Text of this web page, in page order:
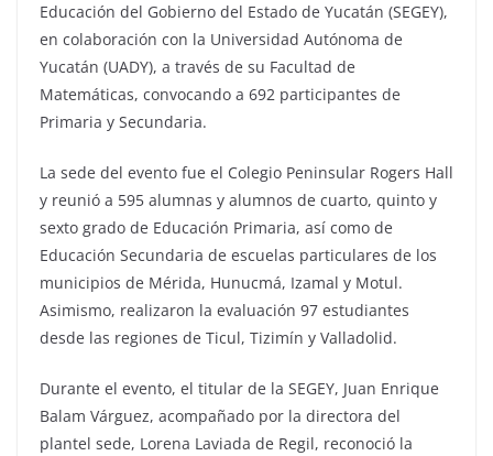
Educación del Gobierno del Estado de Yucatán (SEGEY),
en colaboración con la Universidad Autónoma de
Yucatán (UADY), a través de su Facultad de
Matemáticas, convocando a 692 participantes de
Primaria y Secundaria.
La sede del evento fue el Colegio Peninsular Rogers Hall
y reunió a 595 alumnas y alumnos de cuarto, quinto y
sexto grado de Educación Primaria, así como de
Educación Secundaria de escuelas particulares de los
municipios de Mérida, Hunucmá, Izamal y Motul.
Asimismo, realizaron la evaluación 97 estudiantes
desde las regiones de Ticul, Tizimín y Valladolid.
Durante el evento, el titular de la SEGEY, Juan Enrique
Balam Várguez, acompañado por la directora del
plantel sede, Lorena Laviada de Regil, reconoció la